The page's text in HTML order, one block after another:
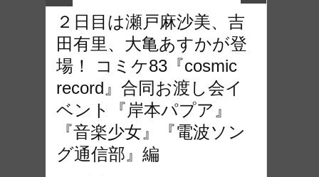
２日目は瀬戸麻沙美、吉
田有里、大亀あすかが登
場！ コミケ83『cosmic
record』合同お渡し会イ
ベント『岸本パプア』
『音楽少女』『電波ソン
グ通信部』編